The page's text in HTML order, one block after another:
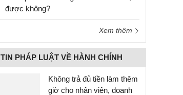
được không?
Xem thêm
TIN PHÁP LUẬT VỀ HÀNH CHÍNH
Không trả đủ tiền làm thêm
giờ cho nhân viên, doanh